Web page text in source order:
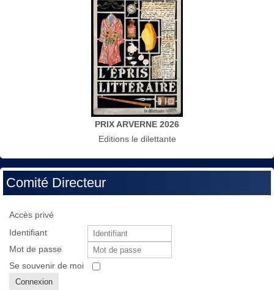
PRIX ARVERNE 2026
Editions le dilettante
Comité Directeur
Accès privé
Identifiant
Mot de passe
Se souvenir de moi
Connexion